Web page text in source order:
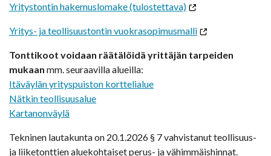
Yritystontin hakemuslomake (tulostettava)
Yritys- ja teollisuustontin vuokrasopimusmalli
Tonttikoot voidaan räätälöidä yrittäjän tarpeiden
mukaan mm. seuraavilla alueilla:
Itäväylän yrityspuiston korttelialue
Nätkin teollisuusalue
Kartanonväylä
Tekninen lautakunta on 20.1.2026 § 7 vahvistanut teollisuus-
ja liiketonttien aluekohtaiset perus- ja vähimmäishinnat.